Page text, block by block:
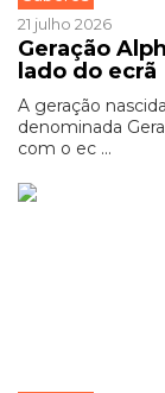
21 julho 2026
Geração
lado do ecrã
A geração
denominada
com o ec ...